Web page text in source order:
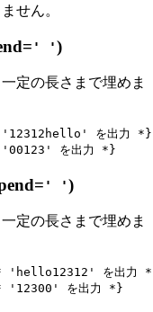
せん。
' ')
定の長さまで埋めま
を出力 *}
' ')
定の長さまで埋めま
を出力